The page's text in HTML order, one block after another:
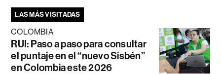
LAS MÁS VISITADAS
COLOMBIA
RUI: Paso a paso para consultar
el puntaje en el “nuevo Sisbén”
en Colombia este 2026